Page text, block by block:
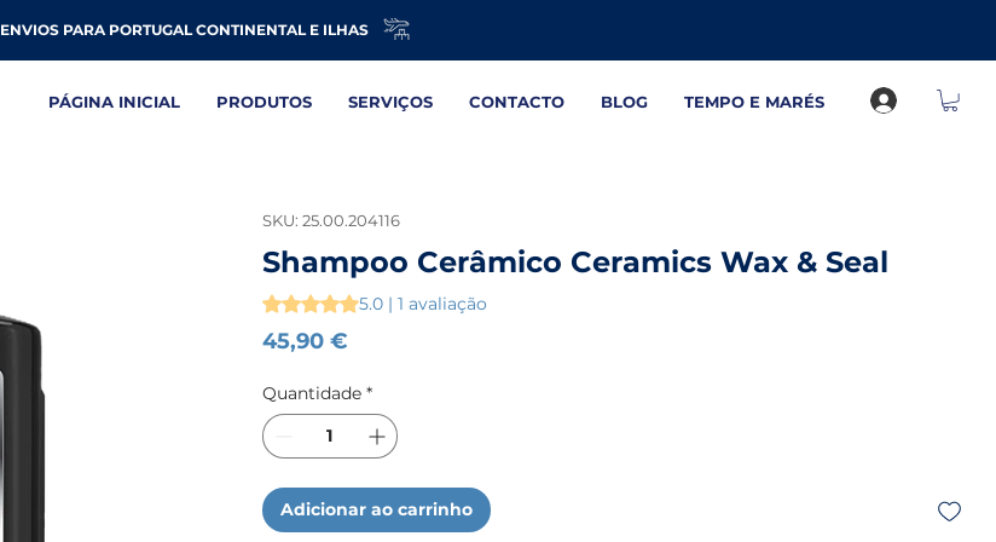
ENVIOS PARA PORTUGAL CONTINENTAL E ILHAS
PÁGINA INICIAL PRODUTOS SERVIÇOS CONTACTO BLOG TEMPO E MARÉS
SKU: 25.00.204116
Shampoo Cerâmico Ceramics Wax & Seal
A classificação é 5.0 de 5 estrelas com base em 1 avaliação
5.0 | 1 avaliação
45,90 €
Quantidade *
Adicionar ao carrinho